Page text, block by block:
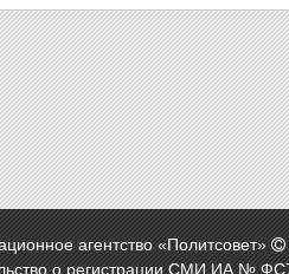
агентство «Политсовет»
о регистрации СМИ ИА №